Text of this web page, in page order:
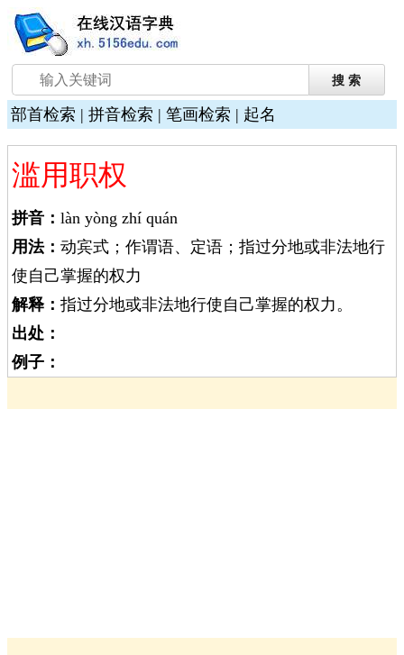
部首检索 | 拼音检索 | 笔画检索 | 起名
滥用职权
拼音： làn yòng zhí quán
用法： 动宾式；作谓语、定语；指过分地或非法地行
使自己掌握的权力
解释： 指过分地或非法地行使自己掌握的权力。
出处：
例子：